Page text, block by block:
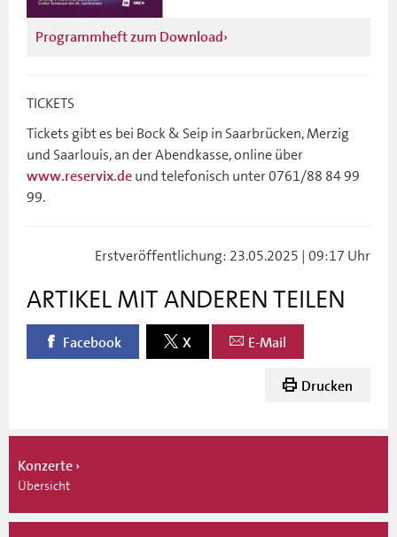
Programmheft zum Download
TICKETS
Tickets gibt es bei Bock & Seip in Saarbrücken, Merzig
und Saarlouis, an der Abendkasse, online über
www.reservix.de und telefonisch unter 0761/88 84 99
99.
Erstveröffentlichung: 23.05.2025 | 09:17 Uhr
ARTIKEL MIT ANDEREN TEILEN
Facebook X E-Mail
Drucken
Konzerte
Übersicht